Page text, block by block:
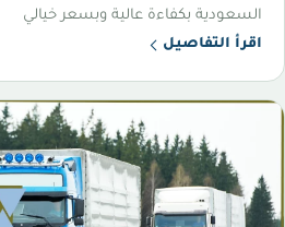
السعودية بكفاءة عالية وبسعر خيالي
اقرأ التفاصيل